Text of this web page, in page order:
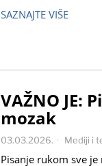
SAZNAJTE VIŠE
VAŽNO JE:
mozak
03.03.2026. Mediji i
Pisanje rukom sve